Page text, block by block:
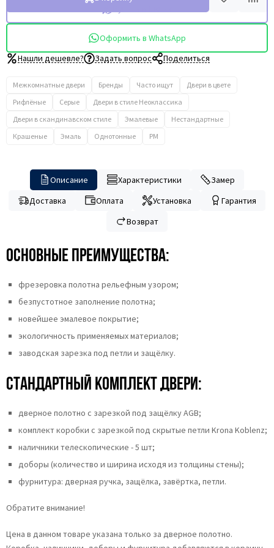
Оформить в WhatsApp
Нашли дешевле?
Задать вопрос Поделиться
Межкомнатные двери Бренды Часто ищут
Двери в цвете
Рифлёные
Серые
Двери в стиле Неоклассика
Двери в скандинавском стиле
Эмалевые
Нестандартные
Крашеные
Эмаль Однотонные PM
Описание Характеристики
Замер
Доставка
Оплата Установка
Гарантия
Возврат
Основные преимущества:
фрезеровка полотна рельефным узором;
безпустотное заполнение полотна;
новейшее эмалевое покрытие;
экологичность применяемых материалов;
заводская зарезка под петли и защёлку.
Стандартный комплект двери:
дверное полотно с зарезкой под защёлку AGB;
комплект коробки с зарезкой под скрытые петли Krona Koblenz;
наличники телескопические - 5 шт;
доборы (количество и ширина исходя из толщины стены);
фурнитура: дверная ручка, защёлка, завёртка, петли.
Обратите внимание!
Цена в данном товаре указана только за дверное полотно.